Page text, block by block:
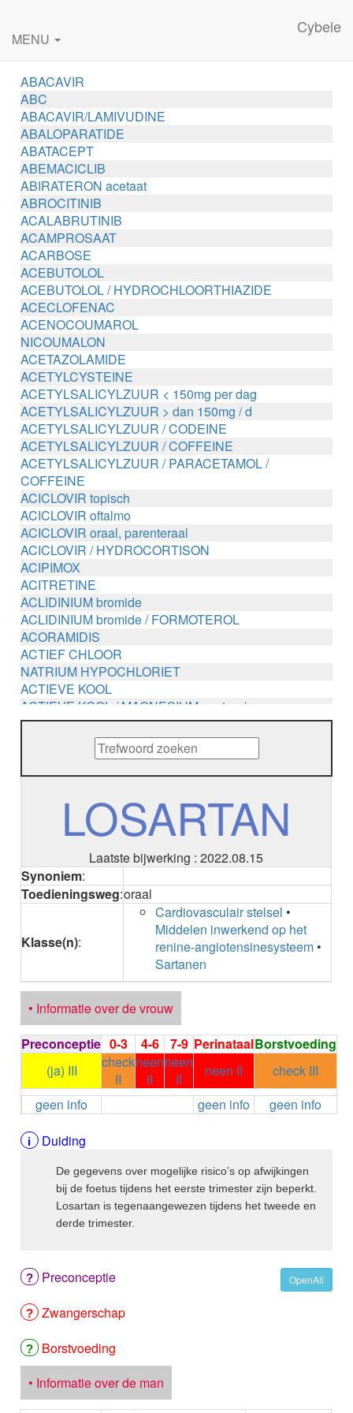
Cybele
MENU
ABACAVIR
ABC
ABACAVIR/LAMIVUDINE
ABALOPARATIDE
ABATACEPT
ABEMACICLIB
ABIRATERON acetaat
ABROCITINIB
ACALABRUTINIB
ACAMPROSAAT
ACARBOSE
ACEBUTOLOL
ACEBUTOLOL / HYDROCHLOORTHIAZIDE
ACECLOFENAC
ACENOCOUMAROL
NICOUMALON
ACETAZOLAMIDE
ACETYLCYSTEINE
ACETYLSALICYLZUUR < 150mg per dag
ACETYLSALICYLZUUR > dan 150mg / d
ACETYLSALICYLZUUR / CODEINE
ACETYLSALICYLZUUR / COFFEINE
ACETYLSALICYLZUUR / PARACETAMOL /
COFFEINE
ACICLOVIR topisch
ACICLOVIR oftalmo
ACICLOVIR oraal, parenteraal
ACICLOVIR / HYDROCORTISON
ACIPIMOX
ACITRETINE
ACLIDINIUM bromide
ACLIDINIUM bromide / FORMOTEROL
ACORAMIDIS
ACTIEF CHLOOR
NATRIUM HYPOCHLORIET
ACTIEVE KOOL
ACTIEVE KOOL / MAGNESIUM zouten /
METHENAMINE
ADALIMUMAB
ADAPALEEN
ADAPALEEN / BENZOYLPEROXIDE
ADENOSINE
AESCINE
AFLIBERCEPT parenteraal
AFLIBERCEPT intravitreaal
AGOMELATINE
ALBUTREPENONACOG ALFA
Stollingsfactor IX; Factor IX
ALCOHOL
ETHANOL
ALECTINIB
ALEMTUZUMAB
ALENDRONAAT
ALENDRONAAT/VIT D3
ALFA-1-PROTEINASEREMMER humaan
ALFUZOSINE
ALGELDRAAT
ALGELDRAAT / MAGNESIUM HYDROXYDE
ALGINAAT Na / BICARBONAAT Na
ALGINEZUUR
ALIROCUMAB
ALIZAPRIDE
ALLOPURINOL
ALMOTRIPTAN
ALOGLIPTINE benzoaat
LOSARTAN
Laatste bijwerking : 2022.08.15
Synoniem:
Toedieningsweg:oraal
Klasse(n):
Cardiovasculair stelsel •
Middelen inwerkend op het
renine-angiotensinesysteem •
Sartanen
• Informatie over de vrouw
Preconceptie 0-3 4-6 7-9 PerinataalBorstvoeding
(ja) III
check
II
neen
II
neen
II
neen II
check III
geen info
geen info
geen info
Duiding
De gegevens over mogelijke risico’s op afwijkingen
bij de foetus tijdens het eerste trimester zijn beperkt.
Losartan is tegenaangewezen tijdens het tweede en
derde trimester.
OpenAll
Preconceptie
Zwangerschap
Borstvoeding
• Informatie over de man